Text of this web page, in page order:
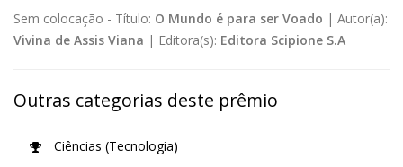
Sem colocação - Título: O Mundo é para ser Voado | Autor(a):
Vivina de Assis Viana | Editora(s): Editora Scipione S.A
Outras categorias deste prêmio
Ciências (Tecnologia)